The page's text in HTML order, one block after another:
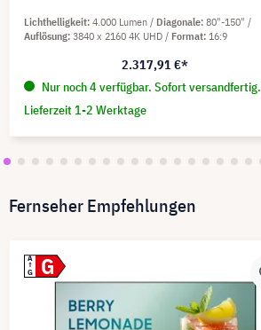
Lichthelligkeit 4.000 Lumen Diagonale 80"-150"
Auflösung 3840 x 2160 4K UHD Format 16:9
2.317,91 €*
Nur noch 4 verfügbar. Sofort versandfertig.
Lieferzeit 1-2 Werktage
Fernseher Empfehlungen
A
G
G